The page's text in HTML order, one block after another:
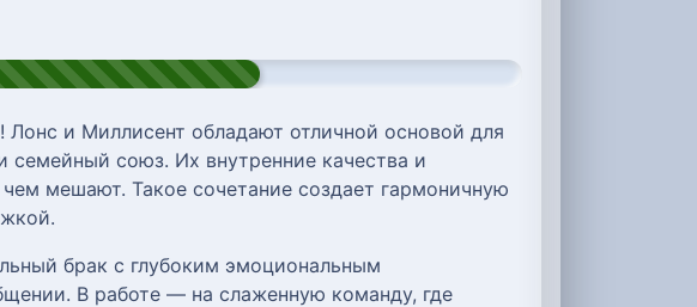
и Миллисент обладают отличной основой для
союз. Их внутренние качества и
мешают. Такое сочетание создает гармоничную
брак с глубоким эмоциональным
В работе — на слаженную команду, где